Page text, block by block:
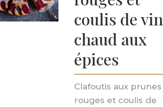
coulis de vin
chaud aux
épices
Clafoutis aux prunes
rouges et coulis de